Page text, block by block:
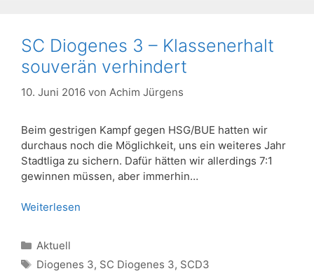
SC Diogenes 3 – Klassenerhalt
souverän verhindert
10. Juni 2016 von Achim Jürgens
Beim gestrigen Kampf gegen HSG/BUE hatten wir
durchaus noch die Möglichkeit, uns ein weiteres Jahr
Stadtliga zu sichern. Dafür hätten wir allerdings 7:1
gewinnen müssen, aber immerhin…
Weiterlesen
Kategorien
Aktuell
Schlagwörter
Diogenes 3, SC Diogenes 3, SCD3